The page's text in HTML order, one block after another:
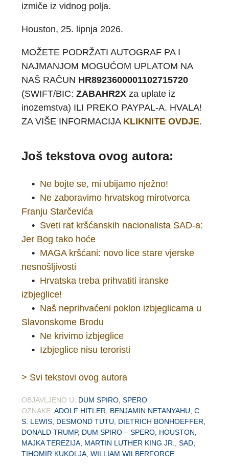
izmiče iz vidnog polja.
Houston, 25. lipnja 2026.
MOŽETE PODRŽATI AUTOGRAF PA I
NAJMANJOM MOGUĆOM UPLATOM NA
NAŠ RAČUN HR8923600001102715720
(SWIFT/BIC: ZABAHR2X za uplate iz
inozemstva) ILI PREKO PAYPAL-A. HVALA!
ZA VIŠE INFORMACIJA KLIKNITE OVDJE.
Još tekstova ovog autora:
• Ne bojte se, mi ubijamo nježno!
• Ne zaboravimo hrvatskog mirotvorca
Franju Starčevića
• Sveti rat kršćanskih nacionalista SAD-a:
Jer Bog tako hoće
• MAGA kršćani: novo lice stare vjerske
nesnošljivosti
• Hrvatska treba prihvatiti iranske
izbjeglice!
• Naš neprihvaćeni poklon izbjeglicama u
Slavonskome Brodu
• Ne krivimo izbjeglice
• Izbjeglice nisu teroristi
> Svi tekstovi ovog autora
OBJAVLJENO U: DUM SPIRO, SPERO
OZNAKE: ADOLF HITLER BENJAMIN NETANYAHU ,C.
S. LEWIS DESMOND TUTU DIETRICH BONHOEFFER
DONALD TRUMP, DUM SPIRO – SPERO HOUSTON
MAJKA TEREZIJA MARTIN LUTHER KING JR. ,SAD
TIHOMIR KUKOLJA ,WILLIAM WILBERFORCE